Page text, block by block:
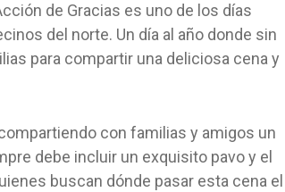
de Gracias es uno de los días
del norte. Un día al año donde sin
para compartir una deliciosa cena y
con familias y amigos un
debe incluir un exquisito pavo y el
buscan dónde pasar esta cena el